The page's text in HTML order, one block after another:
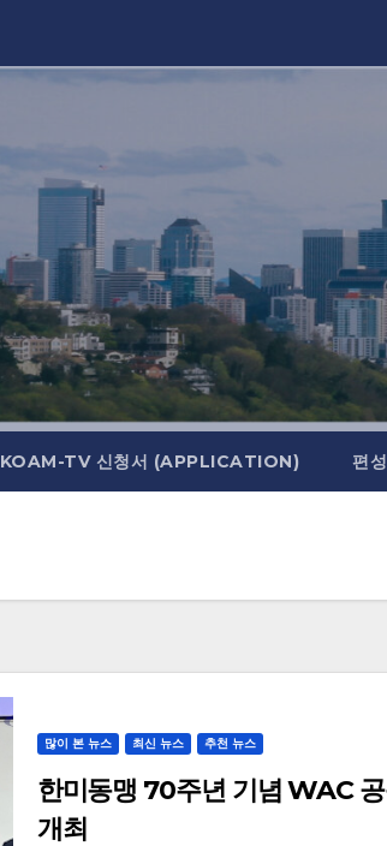
KOAM-TV 신청서 (APPLICATION) 편
많이 본 뉴스 최신 뉴스 추천 뉴스
한미동맹 70주년 기념 WAC
개최